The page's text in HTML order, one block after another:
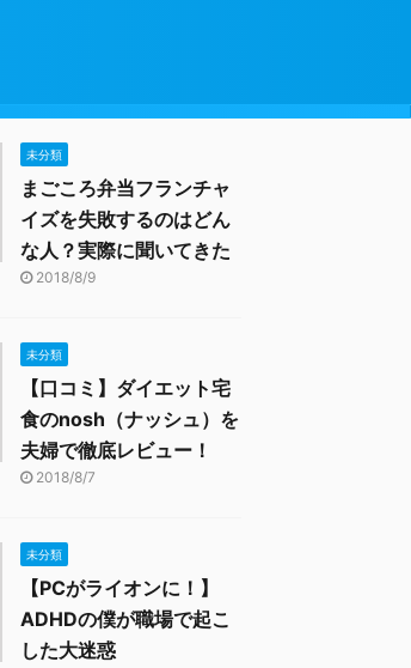
未分類
まごころ弁当フランチャ
イズを失敗するのはどん
な人？実際に聞いてきた
2018/8/9
未分類
【口コミ】ダイエット宅
食のnosh（ナッシュ）を
夫婦で徹底レビュー！
2018/8/7
未分類
【PCがライオンに！】
ADHDの僕が職場で起こ
した大迷惑